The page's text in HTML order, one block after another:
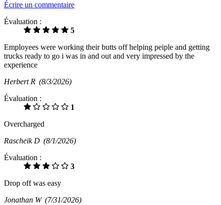
Écrire un commentaire
Évaluation :
5
Employees were working their butts off helping peiple and getting
trucks ready to go i was in and out and very impressed by the
experience
Herbert R (8/3/2026)
Évaluation :
1
Overcharged
Rascheik D (8/1/2026)
Évaluation :
3
Drop off was easy
Jonathan W (7/31/2026)